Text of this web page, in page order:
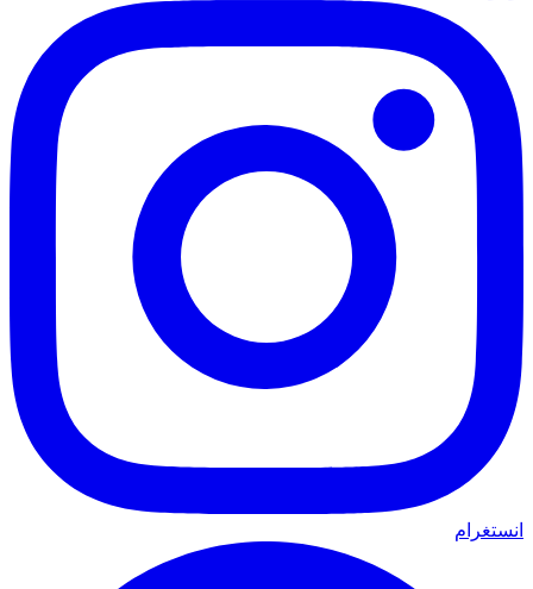
انستغرام